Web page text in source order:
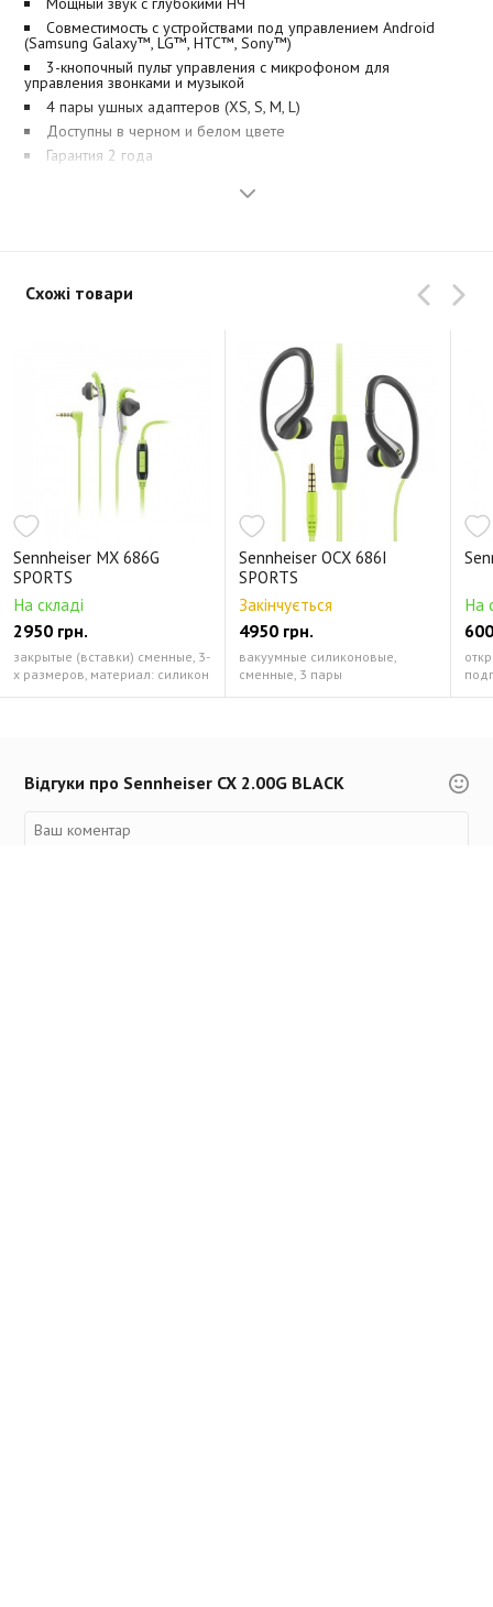
Совместимость с устройствами под управлением Android
(Samsung Galaxy™, LG™, HTC™, Sony™)
3-кнопочный пульт управления с микрофоном для
управления звонками и музыкой
4 пары ушных адаптеров (XS, S, M, L)
Доступны в черном и белом цвете
Гарантия 2 года
Схожі товари
Sennheiser MX 686G
SPORTS
На складі
2950 грн.
закрытые (вставки) сменные, 3-
х размеров, материал: силикон
Sennheiser OCX 686I
SPORTS
Закінчується
4950 грн.
вакуумные силиконовые,
сменные, 3 пары
На
Відгуки про Sennheiser CX 2.00G BLACK